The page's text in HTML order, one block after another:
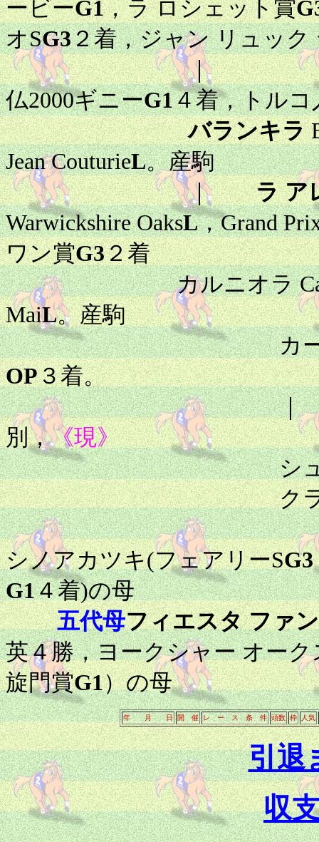
ービーG1，ラ ロシェット賞
オSG3２着，ジャン リュック
｜ キング エ
仏2000ギニーG1４着，トルコ
バランキラ
Jean CouturieL。産駒
｜ラ ア
Warwickshire OaksL，Grand
ワン賞G3２着
カルニオラ Carniola
MaiL。産駒
カーニバルソン
OP３着。
｜
別，《現》
シュトラウス
クランチーカ
ニシノシルエ
シノアカツキ(フェアリーSG3
G1４着)の母
五代母フィエスタ ファン
英４勝，ヨークシャー オーク
旋門賞G1）の母
年 月 日 開 催 レ ー ス 条 件 頭数 枠 人気
引退
収